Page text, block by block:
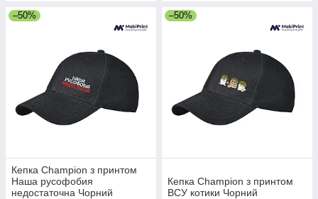
–50%
Кепка Champion з принтом
Наша русофобия
недостаточна Чорний
–50%
Кепка Champion з принтом
ВСУ котики Чорний